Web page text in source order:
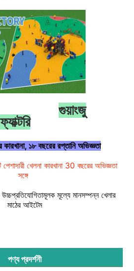
গুয়াংজু
১৮ বছরের রপ্তানি অভিজ্ঞতা
পেশাদারী খেলনা কারখানা 30 বছরের অভিজ্ঞতা
সঙ্গে
উচ্চপ্রতিযোগিতামূলক মূল্যে মানসম্পন্ন খেলার
মাঠের আইটেম
পণ্য প্রদর্শনী